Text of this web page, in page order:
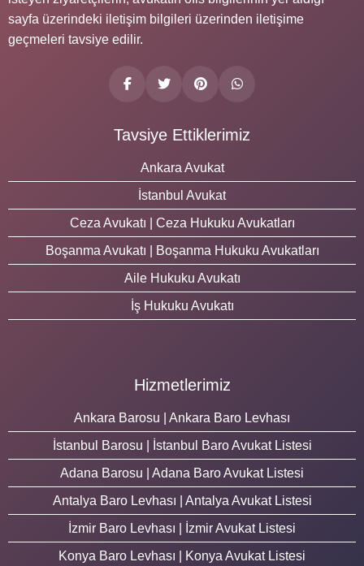
sayfa üzerindeki iletişim bilgileri üzerinden iletişime
geçmeleri tavsiye edilir.
Tavsiye Ettiklerimiz
Ankara Avukat
İstanbul Avukat
Ceza Avukatı | Ceza Hukuku Avukatları
Boşanma Avukatı | Boşanma Hukuku Avukatları
Aile Hukuku Avukatı
İş Hukuku Avukatı
Hizmetlerimiz
Ankara Barosu | Ankara Baro Levhası
İstanbul Barosu | İstanbul Baro Avukat Listesi
Adana Barosu | Adana Baro Avukat Listesi
Antalya Baro Levhası | Antalya Avukat Listesi
İzmir Baro Levhası | İzmir Avukat Listesi
Konya Baro Levhası | Konya Avukat Listesi